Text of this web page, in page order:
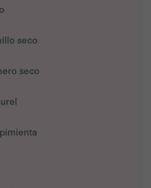
seco
seco